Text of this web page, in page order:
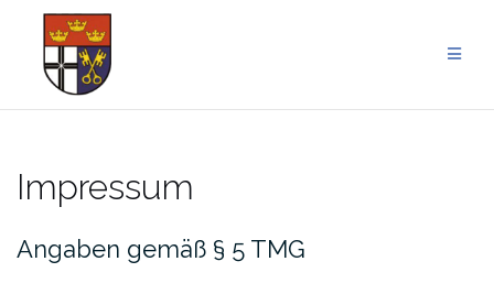
Inhalt
springen
Impressum
Angaben gemäß § 5 TMG